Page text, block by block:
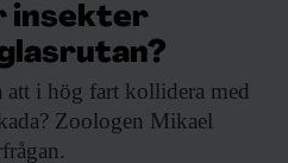
insekter
att i hög fart kollidera med
Zoologen Mikael